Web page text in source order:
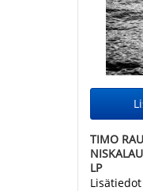
TIMO
LP
Lisätiedot